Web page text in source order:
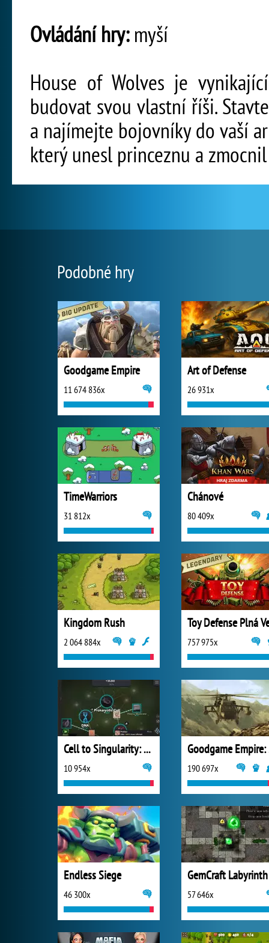
Ovládání hry:myší
House of Wolves je
budovat svou vlastní říši.
a najímejte bojovníky do vaší
který unesl princeznu a
Podobné hry
Goodgame Empire
11 674 836x
Art of Defense
26 931x
TimeWarriors
31 812x
Chánové
80 409x
Kingdom Rush
2 064 884x 757 975x
Cell to Singularity: Evolution
10 954x 190 697x
Endless Siege
46 300x
GemCraft Labyrinth
57 646x